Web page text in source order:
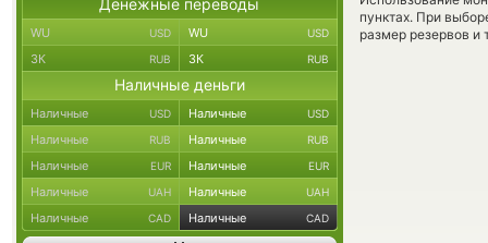
пунктах. При
размер резервов и
Денежные переводы
WU USD WU USD
ЗК RUB ЗК RUB
Наличные деньги
Наличные USD Наличные USD
Наличные RUB Наличные RUB
Наличные EUR Наличные EUR
Наличные UAH Наличные UAH
Наличные CAD Наличные CAD